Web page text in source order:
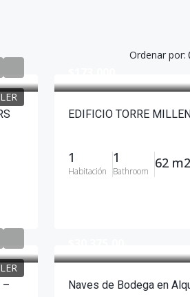
Ordenar por:
EDIFICIO TORRE
1
Habitación
1
Bathroom
62 m2
–
Naves de Bodega en